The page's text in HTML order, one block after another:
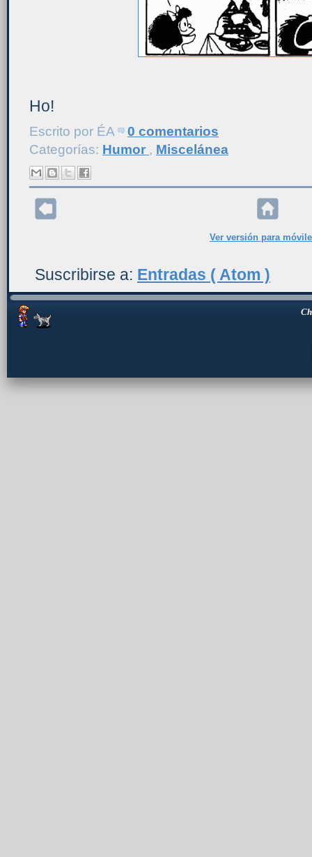
Ho!
Escrito por ÉA
0 comentarios
Categorías: Humor , Miscelánea
Ver versión para
Suscribirse a: Entradas ( Atom )